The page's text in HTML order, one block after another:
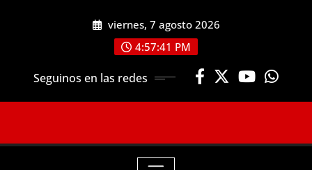
viernes, 7 agosto 2026
4:57:41 PM
Seguinos en las redes